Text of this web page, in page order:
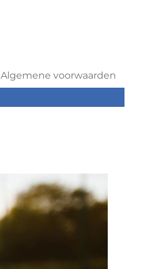
Algemene voorwaarden